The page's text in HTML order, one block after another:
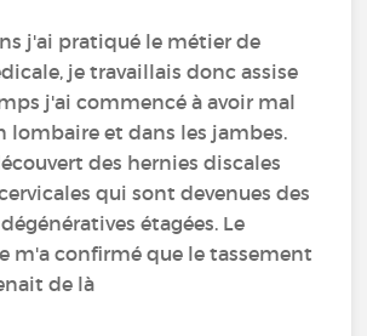
j'ai pratiqué le métier de
je travaillais donc assise
j'ai commencé à avoir mal
lombaire et dans les jambes.
des hernies discales
qui sont devenues des
étagées. Le
m'a confirmé que le tassement
de là